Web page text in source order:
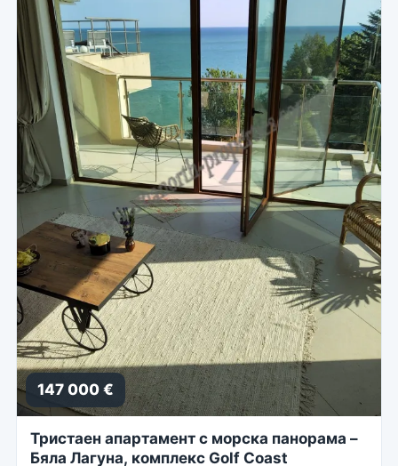
147 000 €
Тристаен апартамент с морска панорама –
Бяла Лагуна, комплекс Golf Coast